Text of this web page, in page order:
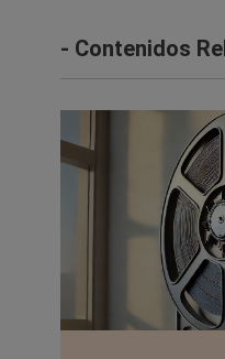
- Contenidos